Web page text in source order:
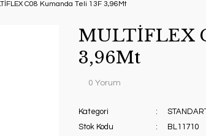
C08 Kumanda Teli 13F 3,96Mt
MULTİFLEX
3,96Mt
0 Yorum
Kategori
Stok Kodu
BL11710